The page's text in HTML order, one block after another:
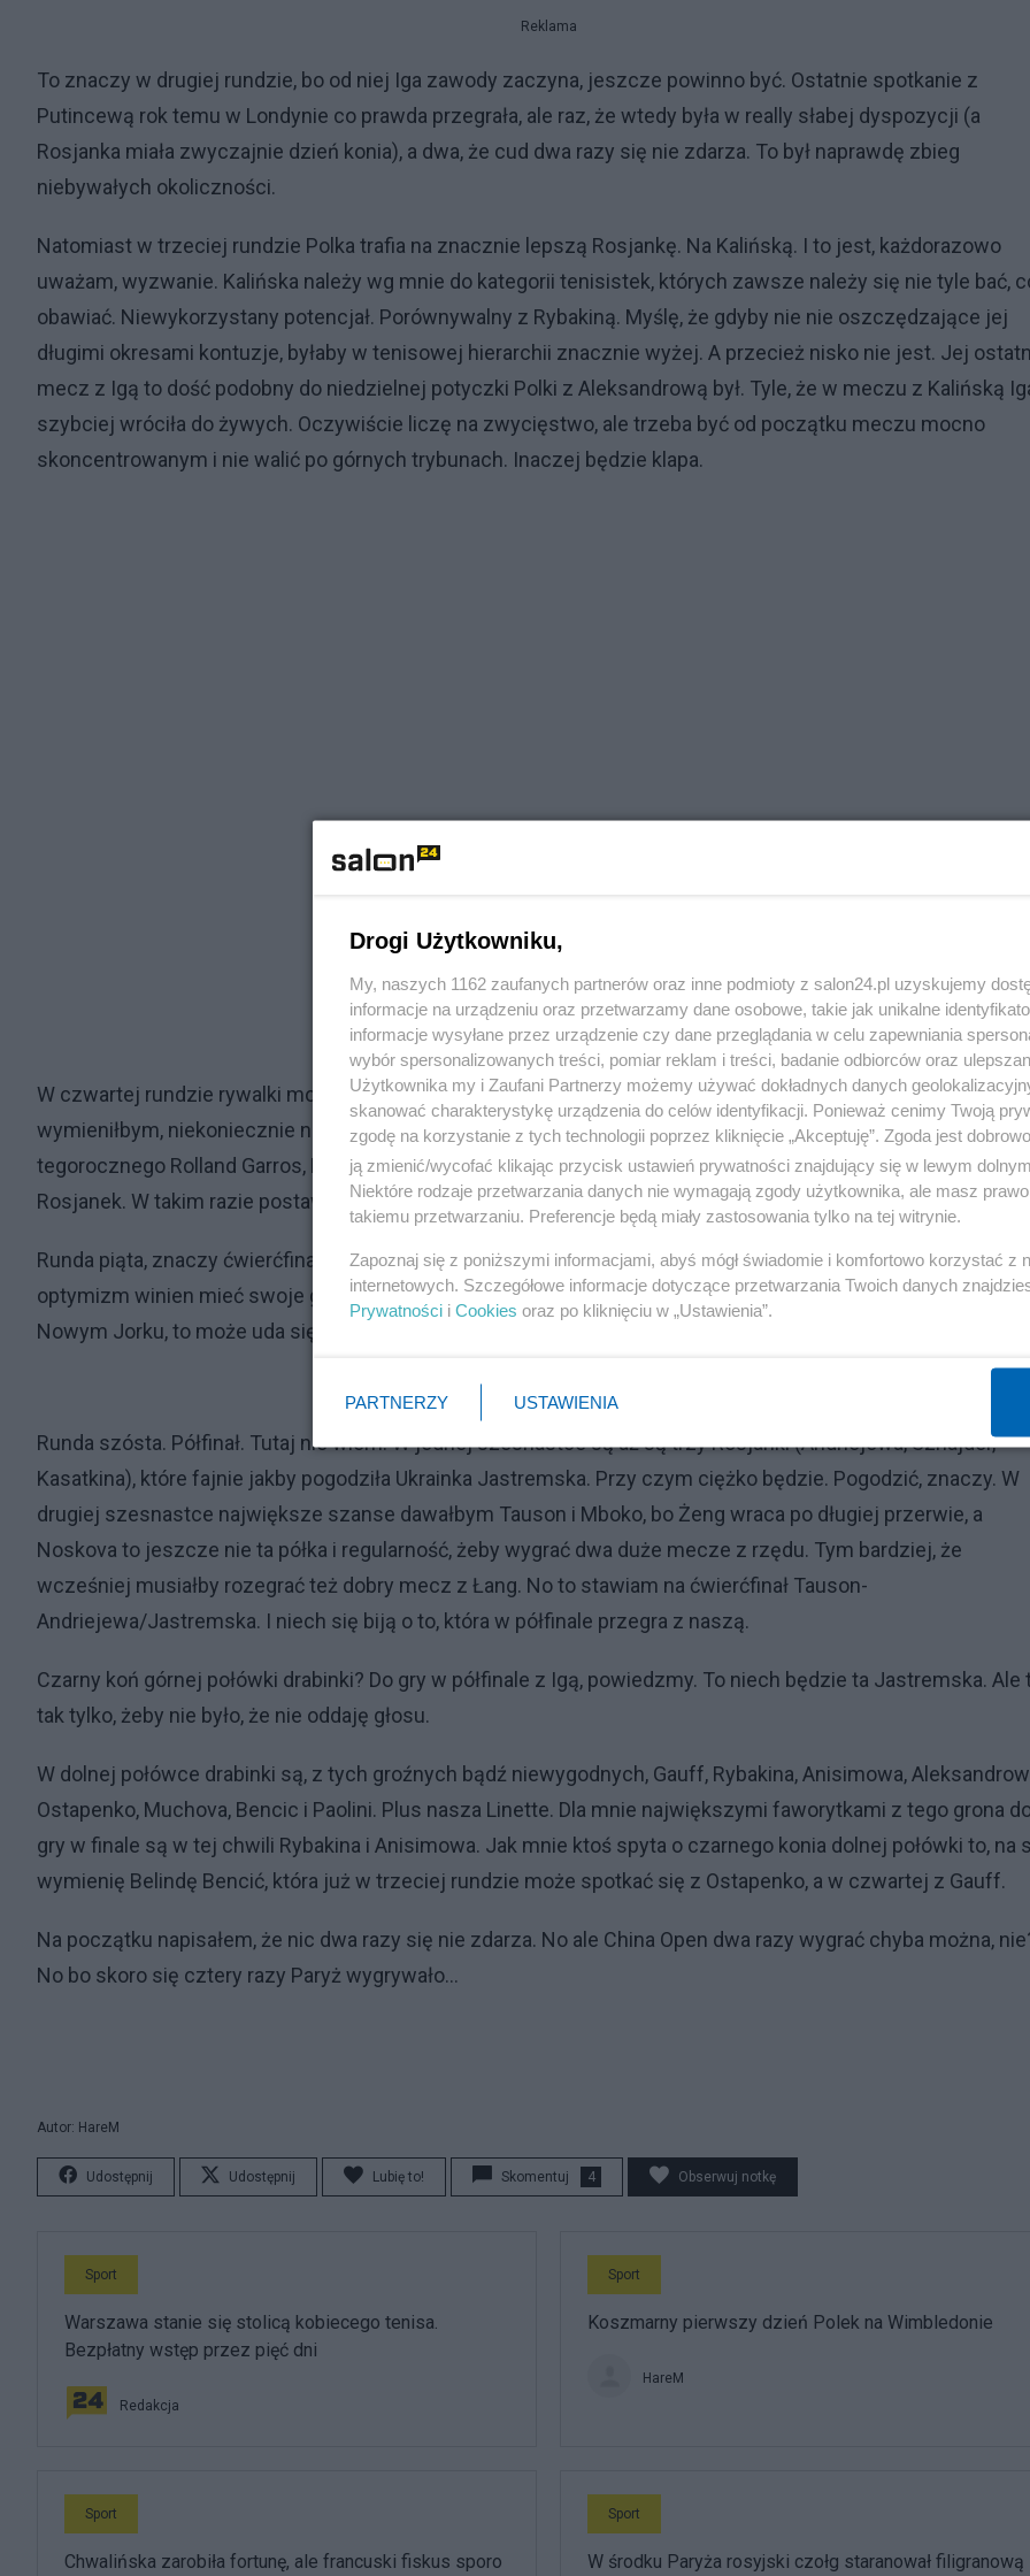
Reklama
To znaczy w drugiej rundzie, bo od niej Iga zawody zaczyna, jeszcze powinno być. Ostatnie spotkanie z
Putincewą rok temu w Londynie co prawda przegrała, ale raz, że wtedy była w really słabej dyspozycji (a
Rosjanka miała zwyczajnie dzień konia), a dwa, że cud dwa razy się nie zdarza. To był naprawdę zbieg
niebywałych okoliczności.
Natomiast w trzeciej rundzie Polka trafia na znacznie lepszą Rosjankę. Na Kalińską. I to jest, każdorazowo
uważam, wyzwanie. Kalińska należy wg mnie do kategorii tenisistek, których zawsze należy się nie tyle bać,
obawiać. Niewykorzystany potencjał. Porównywalny z Rybakiną. Myślę, że gdyby nie nie oszczędzające jej
długimi okresami kontuzje, byłaby w tenisowej hierarchii znacznie wyżej. A przecież nisko nie jest. Jej
mecz z Igą to dość podobny do niedzielnej potyczki Polki z Aleksandrową był. Tyle, że w meczu z Kalińską
szybciej wróciła do żywych. Oczywiście liczę na zwycięstwo, ale trzeba być od początku meczu mocno
skoncentrowanym i nie walić po górnych trybunach. Inaczej będzie klapa.
W czwartej rundzie rywalki mogą być, moim zdaniem, trzy. Bez wskazywania faworytki do występu przeciw
wymieniłbym, niekoniecznie na równych prawach, Navarro, Samsonową i sensacyjną półfinalistkę
tegorocznego Rolland Garros, Francuzkę Boisson. Chyba ze wskazaniem na Rosjankę. Coś za dużo tych
Rosjanek. W takim razie postawmy na Amerykankę.
Runda piąta, znaczy ćwierćfinał. Do wyboru Pegula, Raducanu, Vekic, Kostjuk i Osaka. Jeszcze Fręch, ale
optymizm winien mieć swoje granice. No to ja stawiam na Japonkę oczywiście. Nie udało się z nią zmierzyć
Nowym Jorku, to może uda się to zrobić teraz. Moim zdaniem są duże szanse.
Runda szósta. Półfinał. Tutaj nie wiem. W jednej szesnastce są aż są trzy Rosjanki (Andriejewa, Sznajder,
Kasatkina), które fajnie jakby pogodziła Ukrainka Jastremska. Przy czym ciężko będzie. Pogodzić, znaczy. W
drugiej szesnastce największe szanse dawałbym Tauson i Mboko, bo Żeng wraca po długiej przerwie, a
Noskova to jeszcze nie ta półka i regularność, żeby wygrać dwa duże mecze z rzędu. Tym bardziej, że
wcześniej musiałby rozegrać też dobry mecz z Łang. No to stawiam na ćwierćfinał Tauson-
Andriejewa/Jastremska. I niech się biją o to, która w półfinale przegra z naszą.
Czarny koń górnej połówki drabinki? Do gry w półfinale z Igą, powiedzmy. To niech będzie ta Jastremska. Ale
tak tylko, żeby nie było, że nie oddaję głosu.
W dolnej połówce drabinki są, z tych groźnych bądź niewygodnych, Gauff, Rybakina, Anisimowa,
Ostapenko, Muchova, Bencic i Paolini. Plus nasza Linette. Dla mnie największymi faworytkami z tego grona
gry w finale są w tej chwili Rybakina i Anisimowa. Jak mnie ktoś spyta o czarnego konia dolnej połówki to, na
wymienię Belindę Bencić, która już w trzeciej rundzie może spotkać się z Ostapenko, a w czwartej z Gauff.
Na początku napisałem, że nic dwa razy się nie zdarza. No ale China Open dwa razy wygrać chyba można,
No bo skoro się cztery razy Paryż wygrywało…
Autor: HareM
Udostępnij Udostępnij Lubię to! Skomentuj 4 Obserwuj notkę
Sport
Warszawa stanie się stolicą kobiecego tenisa.
Bezpłatny wstęp przez pięć dni
Redakcja
Sport
Koszmarny pierwszy dzień Polek na Wimbledonie
HareM
Sport
Chwalińska zarobiła fortunę, ale francuski fiskus sporo
Sport
W środku Paryża rosyjski czołg staranował filigranową
Drogi Użytkowniku,
My, naszych 1162 zaufanych partnerów oraz inne podmioty z salon24.pl uzyskujemy
informacje na urządzeniu oraz przetwarzamy dane osobowe, takie jak unikalne
informacje wysyłane przez urządzenie czy dane przeglądania w celu zapewniania
wybór spersonalizowanych treści, pomiar reklam i treści, badanie odbiorców oraz
Użytkownika my i Zaufani Partnerzy możemy używać dokładnych danych
skanować charakterystykę urządzenia do celów identyfikacji. Ponieważ cenimy Twoją
zgodę na korzystanie z tych technologii poprzez kliknięcie „Akceptuję”. Zgoda jest
ją zmienić/wycofać klikając przycisk ustawień prywatności znajdujący się w lewym
Niektóre rodzaje przetwarzania danych nie wymagają zgody użytkownika, ale masz
takiemu przetwarzaniu. Preferencje będą miały zastosowania tylko na tej witrynie.
Zapoznaj się z poniższymi informacjami, abyś mógł świadomie i komfortowo korzystać z
internetowych. Szczegółowe informacje dotyczące przetwarzania Twoich danych
Prywatności i Cookies oraz po kliknięciu w „Ustawienia”.
PARTNERZY USTAWIENIA